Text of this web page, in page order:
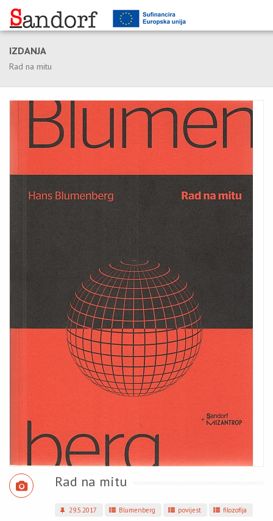
IZDANJA
Rad na mitu
Rad na mitu
29.5.2017 Blumenberg povijest filozofija